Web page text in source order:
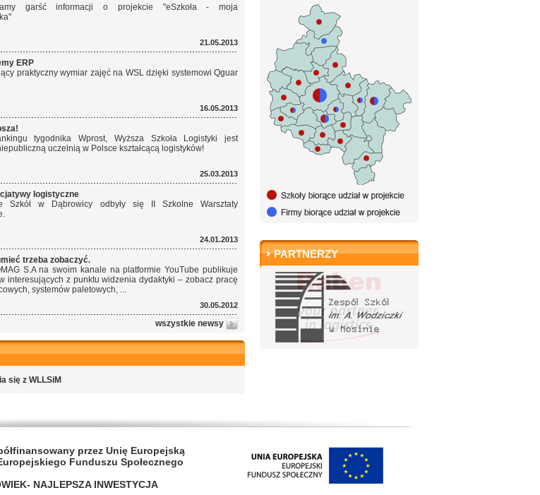
garść informacji o projekcie "eSzkoła - moja
21.05.2013
ERP
praktyczny wymiar zajęć na WSL dzięki systemowi Qguar
16.05.2013
tygodnika Wprost, Wyższa Szkoła Logistyki jest
uczelnią w Polsce kształcącą logistyków!
25.03.2013
logistyczne
Szkół w Dąbrowicy odbyły się II Szkolne Warsztaty
24.01.2013
trzeba zobaczyć.
S.A na swoim kanale na platformie YouTube publikuje
interesujących z punktu widzenia dydaktyki – zobacz pracę
systemów paletowych, ...
30.05.2012
wszystkie newsy
się z WLLSiM
PARTNERZY
przez Unię Europejską
Funduszu Społecznego
NAJLEPSZA INWESTYCJA